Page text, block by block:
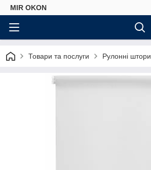
MIR OKON
Товари та послуги Рулонні штори